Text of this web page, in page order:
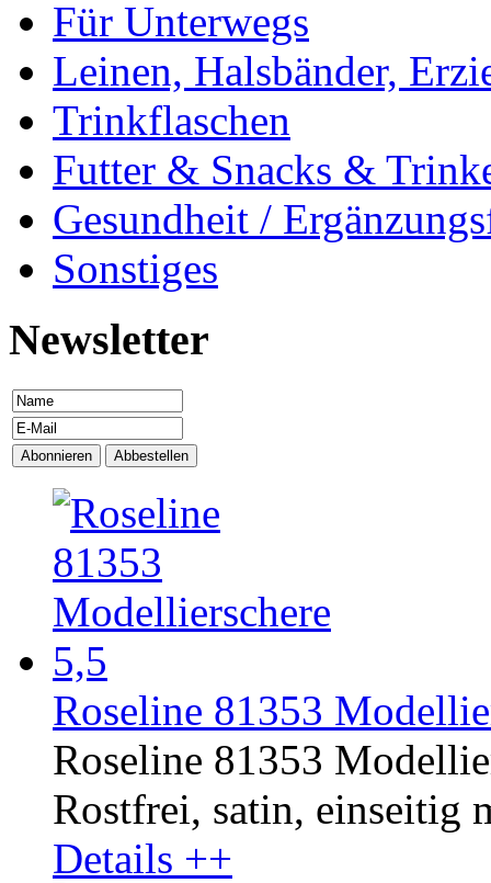
Für Unterwegs
Leinen, Halsbänder,
Trinkflaschen
Futter & Snacks &
Gesundheit /
Sonstiges
Newsletter
Roseline 81353
Roseline 81353
Rostfrei, satin, einseitig
Details ++